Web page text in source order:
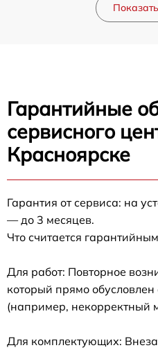
Гарантийные
сервисного
Красноярске
Гарантия от сервиса: на
— до 3 месяцев.
Что считается
Для работ: Повторное
который прямо
(например, некорректный
Для комплектующих: